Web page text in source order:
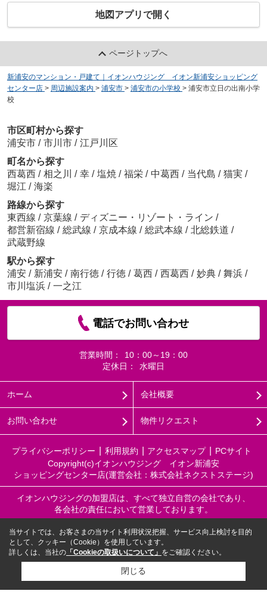
地図アプリで開く
ページトップへ
新浦安のマンション・戸建て｜イオンハウジング イオン新浦安ショッピング
センター店 > 周辺施設案内 > 浦安市 > 浦安市の小学校 > 浦安市立日の出南小学
校
市区町村から探す
浦安市 / 市川市 / 江戸川区
町名から探す
西葛西 / 相之川 / 幸 / 塩焼 / 福栄 / 中葛西 / 当代島 / 猫実 /
堀江 / 海楽
路線から探す
東西線 / 京葉線 / ディズニー・リゾート・ライン /
都営新宿線 / 総武線 / 京成本線 / 総武本線 / 北総鉄道 /
武蔵野線
駅から探す
浦安 / 新浦安 / 南行徳 / 行徳 / 葛西 / 西葛西 / 妙典 / 舞浜 /
市川塩浜 / 一之江
電話でお問い合わせ
営業時間：
10：00～19：00
定休日：
水曜日
ホーム 会社概要
お問い合わせ 物件リクエスト
プライバシーポリシー 利用規約 アクセスマップ
PCサイト
Copyright(c)イオンハウジング イオン新浦安
ショッピングセンター店(運営会社：株式会社ネクストステージ)
イオンハウジングの加盟店は、すべて独立自営の会社であり、
各会社の責任において営業しております。
当サイトでは、お客さまの当サイト利用状況把握、サービス向上検討を目的
として、クッキー（Cookie）を使用しています。
詳しくは、当社の 「Cookieの取扱いについて」 をご確認ください。
閉じる